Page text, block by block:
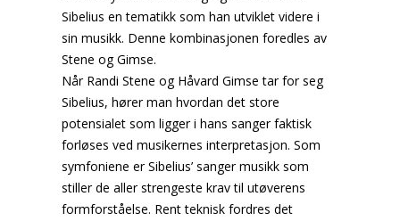
Sibelius en tematikk som han utviklet videre i
sin musikk. Denne kombinasjonen foredles av
Stene og Gimse.
Når Randi Stene og Håvard Gimse tar for seg
Sibelius, hører man hvordan det store
potensialet som ligger i hans sanger faktisk
forløses ved musikernes interpretasjon. Som
symfoniene er Sibelius’ sanger musikk som
stiller de aller strengeste krav til utøverens
formforståelse. Rent teknisk fordres det